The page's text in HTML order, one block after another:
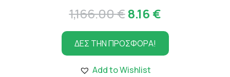
1,166.00€Original
price
was:
1,166.00 €.
8.16 €Η
τρέχουσα
τιμή
ΔΕΣ ΤΗΝ ΠΡΟΣΦΟΡΑ!
Add to Wishlist